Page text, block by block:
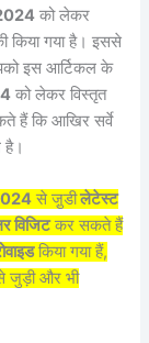
को लेकर
किया गया है। इससे
इस आर्टिकल के
को लेकर विस्तृत
हैं कि आखिर सर्वे
है।
से जु़डीलेटेस्ट
विजिटकर सकते हैं
किया गया हैं,
जुड़ी और भी